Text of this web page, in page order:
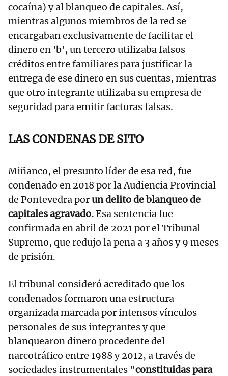
cocaína) y al blanqueo de capitales. Así,
mientras algunos miembros de la red se
encargaban exclusivamente de facilitar el
dinero en 'b', un tercero utilizaba falsos
créditos entre familiares para justificar la
entrega de ese dinero en sus cuentas, mientras
que otro integrante utilizaba su empresa de
seguridad para emitir facturas falsas.
LAS CONDENAS DE SITO
Miñanco, el presunto líder de esa red, fue
condenado en 2018 por la Audiencia Provincial
de Pontevedra porun delito de blanqueo de
capitales agravado.Esa sentencia fue
confirmada en abril de 2021 por el Tribunal
Supremo, que redujo la pena a 3 años y 9 meses
de prisión.
El tribunal consideró acreditado que los
condenados formaron una estructura
organizada marcada por intensos vínculos
personales de sus integrantes y que
blanquearon dinero procedente del
narcotráfico entre 1988 y 2012, a través de
sociedades instrumentales "constituidas para